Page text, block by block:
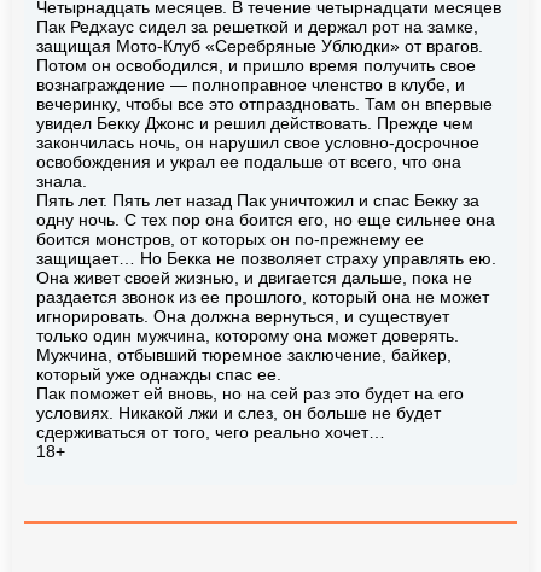
Четырнадцать месяцев. В течение четырнадцати месяцев
Пак Редхаус сидел за решеткой и держал рот на замке,
защищая Мото-Клуб «Серебряные Ублюдки» от врагов.
Потом он освободился, и пришло время получить свое
вознаграждение — полноправное членство в клубе, и
вечеринку, чтобы все это отпраздновать. Там он впервые
увидел Бекку Джонс и решил действовать. Прежде чем
закончилась ночь, он нарушил свое условно-досрочное
освобождения и украл ее подальше от всего, что она
знала.
Пять лет. Пять лет назад Пак уничтожил и спас Бекку за
одну ночь. С тех пор она боится его, но еще сильнее она
боится монстров, от которых он по-прежнему ее
защищает… Но Бекка не позволяет страху управлять ею.
Она живет своей жизнью, и двигается дальше, пока не
раздается звонок из ее прошлого, который она не может
игнорировать. Она должна вернуться, и существует
только один мужчина, которому она может доверять.
Мужчина, отбывший тюремное заключение, байкер,
который уже однажды спас ее.
Пак поможет ей вновь, но на сей раз это будет на его
условиях. Никакой лжи и слез, он больше не будет
сдерживаться от того, чего реально хочет…
18+